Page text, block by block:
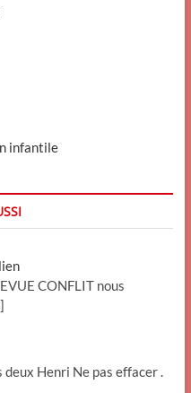
infantile
CONFLIT nous
deux Henri Ne pas effacer .